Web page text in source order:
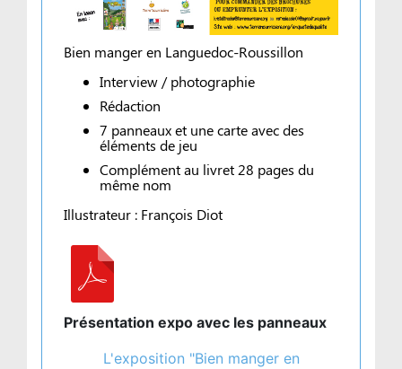
Bien manger en Languedoc-Roussillon
Interview / photographie
Rédaction
7 panneaux et une carte avec des
éléments de jeu
Complément au livret 28 pages du
même nom
Illustrateur : François Diot
Présentation expo avec les panneaux
L'exposition "Bien manger en